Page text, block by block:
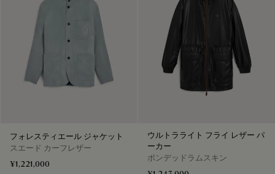
フォレスティエール ジャケット
スエード カーフレザー
¥1,221,000
ウルトラライト フライ レザー パ
ーカー
ボンデッドラムスキン